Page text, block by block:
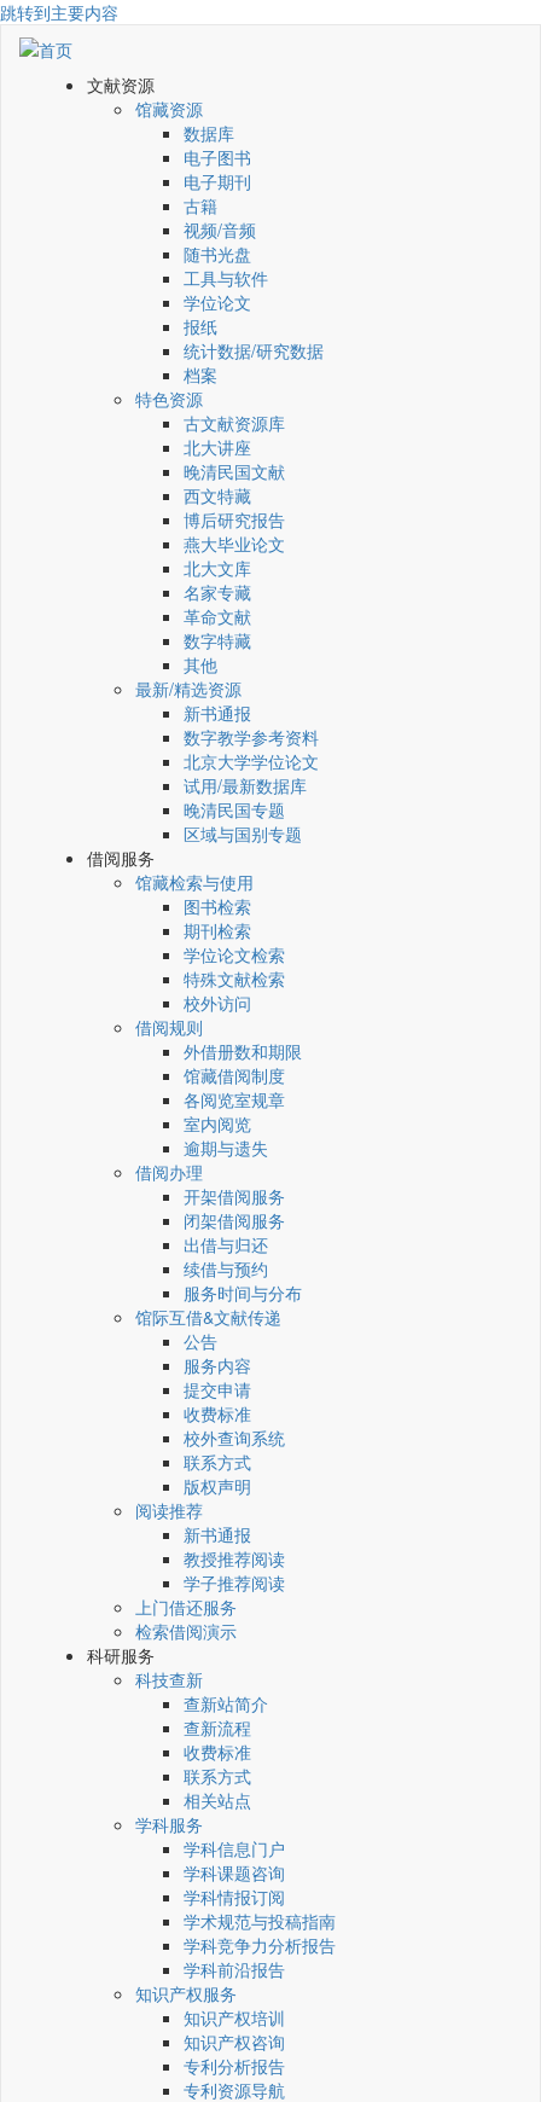
跳转到主要内容
文献资源
馆藏资源
数据库
电子图书
电子期刊
古籍
视频/音频
随书光盘
工具与软件
学位论文
报纸
统计数据/研究数据
档案
特色资源
古文献资源库
北大讲座
晚清民国文献
西文特藏
博后研究报告
燕大毕业论文
北大文库
名家专藏
革命文献
数字特藏
其他
最新/精选资源
新书通报
数字教学参考资料
北京大学学位论文
试用/最新数据库
晚清民国专题
区域与国别专题
借阅服务
馆藏检索与使用
图书检索
期刊检索
学位论文检索
特殊文献检索
校外访问
借阅规则
外借册数和期限
馆藏借阅制度
各阅览室规章
室内阅览
逾期与遗失
借阅办理
开架借阅服务
闭架借阅服务
出借与归还
续借与预约
服务时间与分布
馆际互借&文献传递
公告
服务内容
提交申请
收费标准
校外查询系统
联系方式
版权声明
阅读推荐
新书通报
教授推荐阅读
学子推荐阅读
上门借还服务
检索借阅演示
科研服务
科技查新
查新站简介
查新流程
收费标准
联系方式
相关站点
学科服务
学科信息门户
学科课题咨询
学科情报订阅
学术规范与投稿指南
学科竞争力分析报告
学科前沿报告
知识产权服务
知识产权培训
知识产权咨询
专利分析报告
专利资源导航